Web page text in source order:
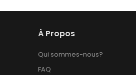
À Propos
Qui sommes-nous?
FAQ